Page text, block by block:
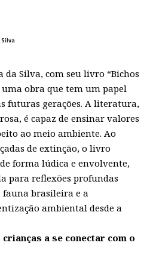
da Silva, com seu livro “Bichos
obra que tem um papel
futuras gerações. A literatura,
é capaz de ensinar valores
ao meio ambiente. Ao
de extinção, o livro
forma lúdica e envolvente,
para reflexões profundas
fauna brasileira e a
ambiental desde a
a se conectar com o